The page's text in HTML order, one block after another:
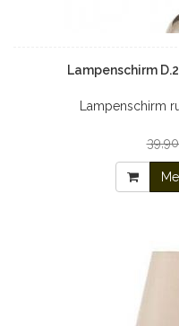
Lampenschirm
Lampenschirm